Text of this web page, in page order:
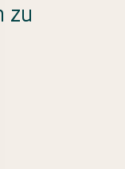
zu